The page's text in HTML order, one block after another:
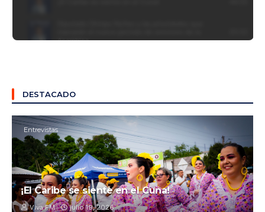
DESTACADO
Entrevistas
¡El Caribe se siente en el Cuna!
Viva FM julio 19, 2026